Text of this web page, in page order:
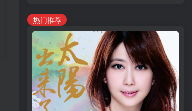
热门推荐